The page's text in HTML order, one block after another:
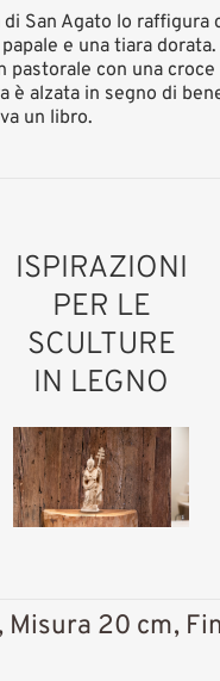
San Agato lo raffigura
e una tiara
pastorale con una croce
è alzata in segno di
un libro.
ISPIRAZIONI
PER LE
SCULTURE
IN LEGNO
Misura 20 cm,